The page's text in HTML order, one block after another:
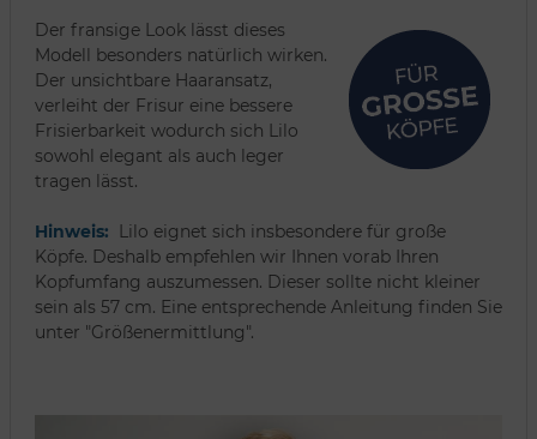
Der fransige Look lässt dieses
Modell besonders natürlich wirken.
Der unsichtbare Haaransatz,
verleiht der Frisur eine bessere
Frisierbarkeit wodurch sich Lilo
sowohl elegant als auch leger
tragen lässt.
Hinweis: Lilo eignet sich insbesondere für große
Köpfe. Deshalb empfehlen wir Ihnen vorab Ihren
Kopfumfang auszumessen. Dieser sollte nicht kleiner
sein als 57 cm. Eine entsprechende Anleitung finden Sie
unter "Größenermittlung".